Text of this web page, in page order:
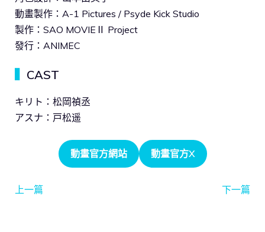
動畫製作：A-1 Pictures / Psyde Kick Studio
製作：SAO MOVIEⅡ Project
發行：ANIMEC
CAST
キリト：松岡禎丞
アスナ：戸松遥
動畫官方網站 動畫官方X
上一篇 下一篇